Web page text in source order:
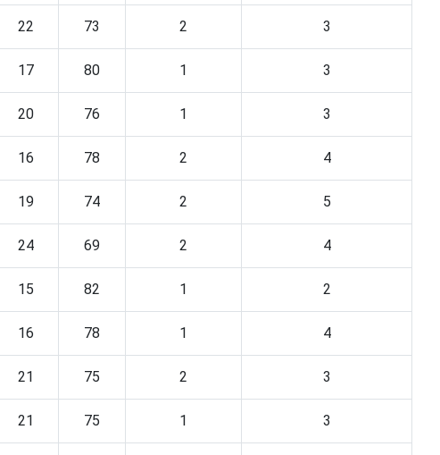
22 73 2 3
17 80 1 3
20 76 1 3
16 78 2 4
19 74 2 5
24 69 2 4
15 82 1 2
16 78 1 4
21 75 2 3
21 75 1 3